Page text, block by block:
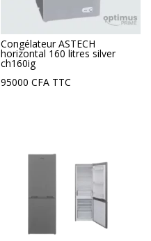
Congélateur ASTECH
horizontal 160 litres silver
ch160ig
95000CFA TTC